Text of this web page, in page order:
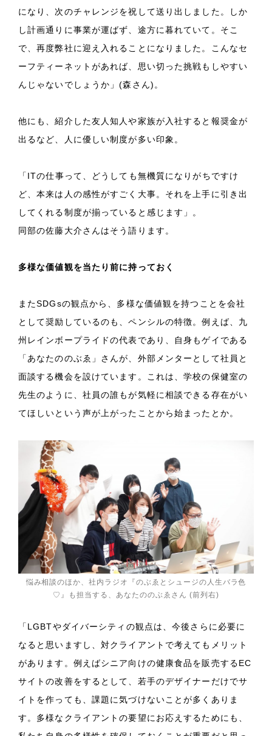
になり、次のチャレンジを祝して送り出しました。しか
し計画通りに事業が運ばず、途方に暮れていて。そこ
で、再度弊社に迎え入れることになりました。こんなセ
ーフティーネットがあれば、思い切った挑戦もしやすい
んじゃないでしょうか」(森さん)。
他にも、紹介した友人知人や家族が入社すると報奨金が
出るなど、人に優しい制度が多い印象。
「ITの仕事って、どうしても無機質になりがちですけ
ど、本来は人の感性がすごく大事。それを上手に引き出
してくれる制度が揃っていると感じます」。
同部の佐藤大介さんはそう語ります。
多様な価値観を当たり前に持っておく
またSDGsの観点から、多様な価値観を持つことを会社
として奨励しているのも、ペンシルの特徴。例えば、九
州レインボープライドの代表であり、自身もゲイである
「あなたののぶゑ」さんが、外部メンターとして社員と
面談する機会を設けています。これは、学校の保健室の
先生のように、社員の誰もが気軽に相談できる存在がい
てほしいという声が上がったことから始まったとか。
悩み相談のほか、社内ラジオ『のぶゑとシュージの人生バラ色
♡』も担当する、あなたののぶゑさん (前列右)
「LGBTやダイバーシティの観点は、今後さらに必要に
なると思いますし、対クライアントで考えてもメリット
があります。例えばシニア向けの健康食品を販売するEC
サイトの改善をするとして、若手のデザイナーだけでサ
イトを作っても、課題に気づけないことが多くありま
す。多様なクライアントの要望にお応えするためにも、